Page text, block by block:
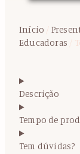
Início
Educadoras /
Descrição
Tempo de
Tem dúvidas?